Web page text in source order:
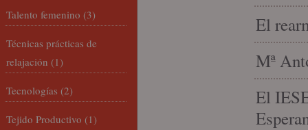
El
Mª
El
Talento femenino (3)
Técnicas prácticas de
relajación (1)
Tecnologías (2)
Tejido Productivo (1)